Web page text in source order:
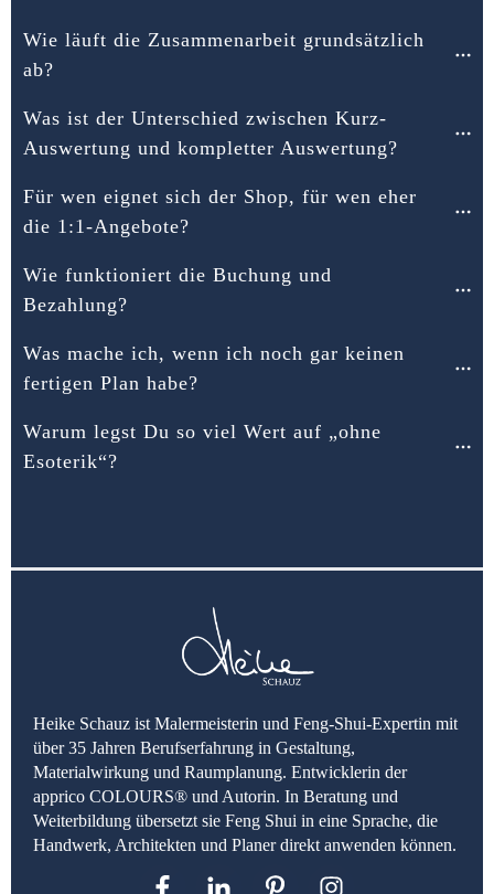
Wie läuft die Zusammenarbeit grundsätzlich
ab?
Was ist der Unterschied zwischen Kurz-
Auswertung und kompletter Auswertung?
Für wen eignet sich der Shop, für wen eher
die 1:1-Angebote?
Wie funktioniert die Buchung und
Bezahlung?
Was mache ich, wenn ich noch gar keinen
fertigen Plan habe?
Warum legst Du so viel Wert auf „ohne
Esoterik“?
Heike Schauz ist Malermeisterin und Feng-Shui-Expertin mit
über 35 Jahren Berufserfahrung in Gestaltung,
Materialwirkung und Raumplanung. Entwicklerin der
apprico COLOURS® und Autorin. In Beratung und
Weiterbildung übersetzt sie Feng Shui in eine Sprache, die
Handwerk, Architekten und Planer direkt anwenden können.